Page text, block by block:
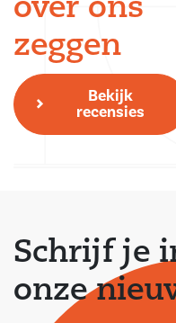
Schrijf je
onze
over ons
zeggen
Bekijk
recensies